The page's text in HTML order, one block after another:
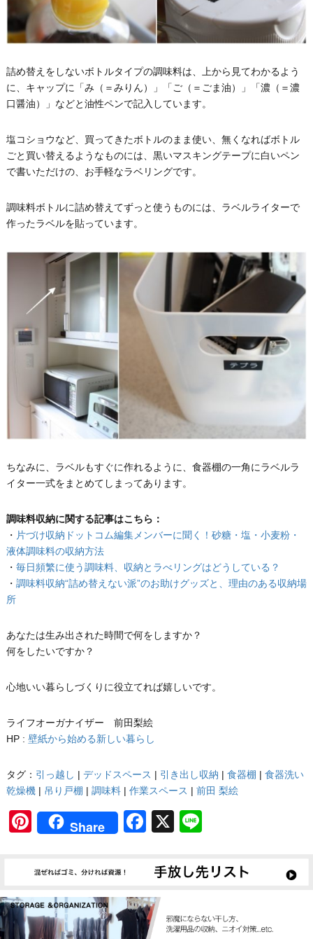
詰め替えをしないボトルタイプの調味料は、上から見てわかるよう
に、キャップに「み（＝みりん）」「ご（＝ごま油）」「濃（＝濃
口醤油）」などと油性ペンで記入しています。
塩コショウなど、買ってきたボトルのまま使い、無くなればボトル
ごと買い替えるようなものには、黒いマスキングテープに白いペン
で書いただけの、お手軽なラベリングです。
調味料ボトルに詰め替えてずっと使うものには、ラベルライターで
作ったラベルを貼っています。
ちなみに、ラベルもすぐに作れるように、食器棚の一角にラベルラ
イター一式をまとめてしまってあります。
調味料収納に関する記事はこちら：
・ 片づけ収納ドットコム編集メンバーに聞く！砂糖・塩・小麦粉・
液体調味料の収納方法
・ 毎日頻繁に使う調味料、収納とラべリングはどうしている？
・ 調味料収納“詰め替えない派”のお助けグッズと、理由のある収納場
所
あなたは生み出された時間で何をしますか？
何をしたいですか？
心地いい暮らしづくりに役立てれば嬉しいです。
ライフオーガナイザー 前田梨絵
HP : 壁紙から始める新しい暮らし
タグ： 引っ越し | デッドスペース | 引き出し収納 | 食器棚 | 食器洗い
乾燥機 | 吊り戸棚 | 調味料| 作業スペース | 前田 梨絵
Pinterest
Share Facebook
X